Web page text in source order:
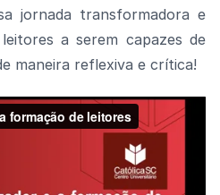
jornada transformadora e
a serem capazes de
maneira reflexiva e crítica!